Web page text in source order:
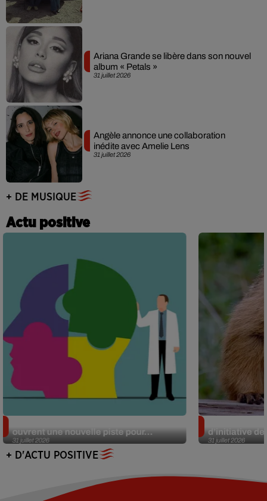
31 juillet 2026
Ariana Grande se libère dans son nouvel
album « Petals »
31 juillet 2026
Angèle annonce une collaboration
inédite avec Amelie Lens
+ DE MUSIQUE
Actu positive
31 juillet 2026
ouvrent une nouvelle piste pour...
31 juillet 2026
d’initiative
+ D'ACTU POSITIVE